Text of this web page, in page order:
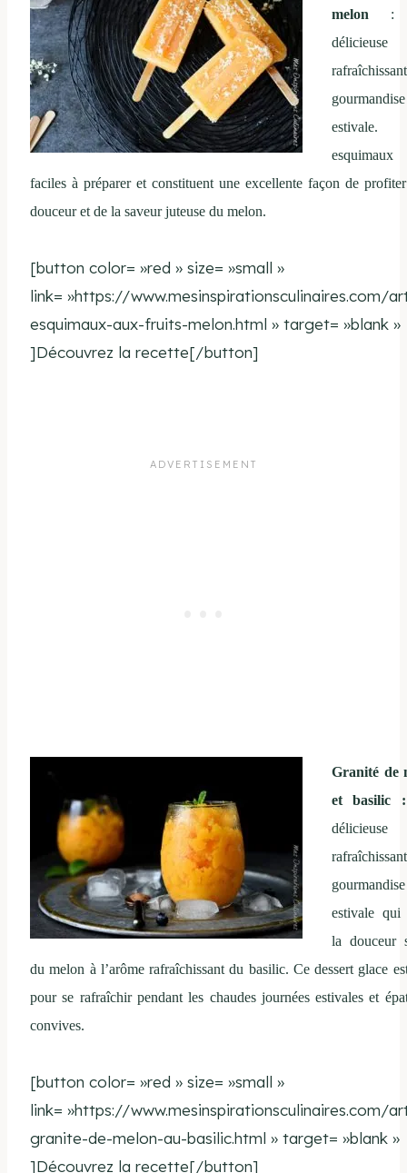
melon :
gourmandise
estivale.
faciles à préparer et constituent une excellente façon de
douceur et de la saveur juteuse du melon.
[button color= »red » size= »small »
link= »https://www.mesinspirationsculinaires.com/
esquimaux-aux-fruits-melon.html » target= »blank »
]Découvrez la recette[/button]
Granité de
et
gourmandise
estivale qui
la douceur
du melon à l’arôme rafraîchissant du basilic. Ce dessert glace
pour se rafraîchir pendant les chaudes journées estivales et
convives.
[button color= »red » size= »small »
link= »https://www.mesinspirationsculinaires.com/
granite-de-melon-au-basilic.html » target= »blank »
]Découvrez la recette[/button]